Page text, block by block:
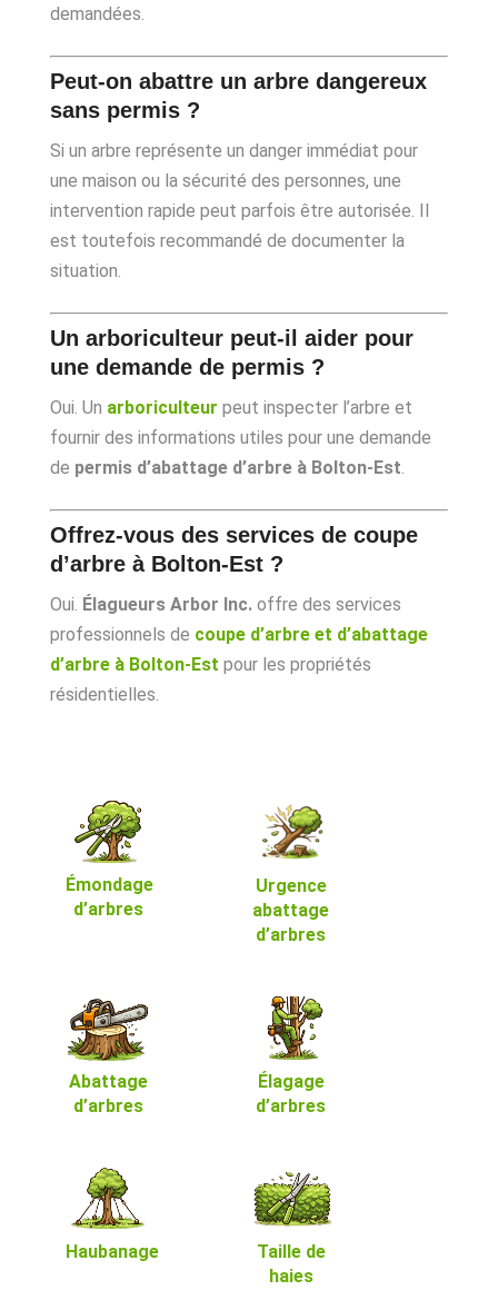
demandées.
Peut-on abattre un arbre dangereux
sans permis ?
Si un arbre représente un danger immédiat pour
une maison ou la sécurité des personnes, une
intervention rapide peut parfois être autorisée. Il
est toutefois recommandé de documenter la
situation.
Un arboriculteur peut-il aider pour
une demande de permis ?
Oui. Un arboriculteur peut inspecter l’arbre et
fournir des informations utiles pour une demande
de permis d’abattage d’arbre à Bolton-Est.
Offrez-vous des services de coupe
d’arbre à Bolton-Est ?
Oui. Élagueurs Arbor Inc.offre des services
professionnels de coupe d’arbre et d’abattage
d’arbre à Bolton-Est pour les propriétés
résidentielles.
Émondage
d’arbres
Urgence
abattage
d’arbres
Abattage
d’arbres
Élagage
d’arbres
Haubanage
Taille de
haies